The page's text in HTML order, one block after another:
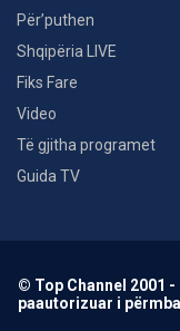
Për’puthen
Shqipëria LIVE
Fiks Fare
Video
Të gjitha programet
Guida TV
© Top Channel 2001
paautorizuar i